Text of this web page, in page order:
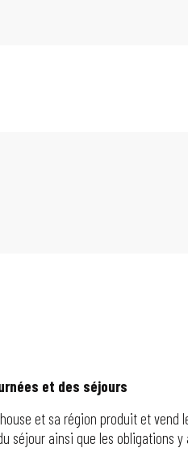
et des séjours
et sa région produit et
ainsi que les obligations y